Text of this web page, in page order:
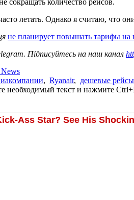
летать. Однако я считаю, что
не планирует повышать тарифы на
Підписуйтесь на наш канал
, Ryanair, дешевые рейсы
необходимый текст и нажмите